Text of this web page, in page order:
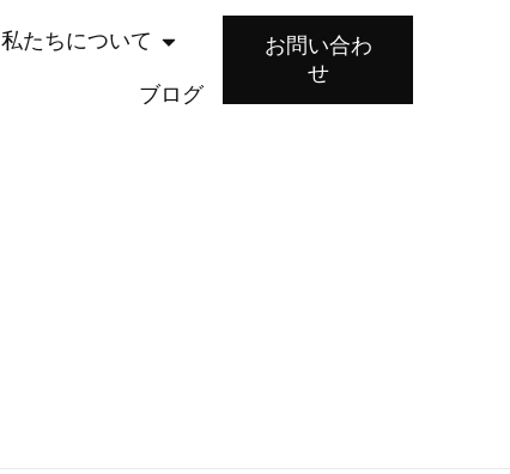
私たちについて
ブログ
お問い合わ
せ